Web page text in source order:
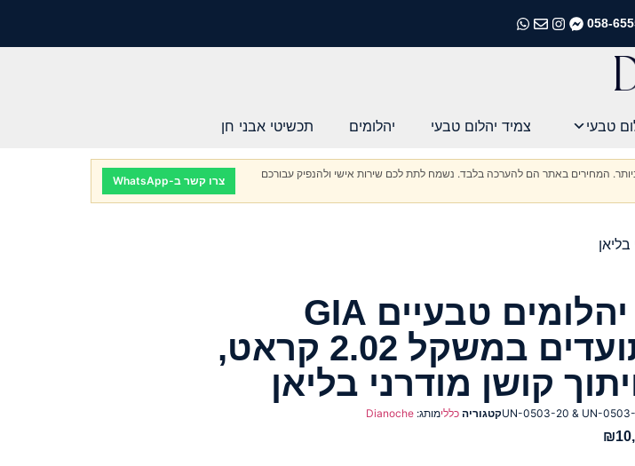
058-
התקשרו אלינו
התקשרו אלינו
התקשרו אלינו
התקשרו אלינו
טבעי צמיד יהלום טבעי יהלומים תכשיטי אבני חן
המחירים באתר הם להערכה בלבד. נשמח לתת לכם שירות אישי ולהנפיק עבורכם
צרו קשר ב-WhatsApp
זוג יהלומים טבעיים GIA
מתועדים במשקל 2.02 קראט,
קושן מודרני בליאן
UN-0503-20 & UN-קטגוריה כללימותג: Dianoche
₪